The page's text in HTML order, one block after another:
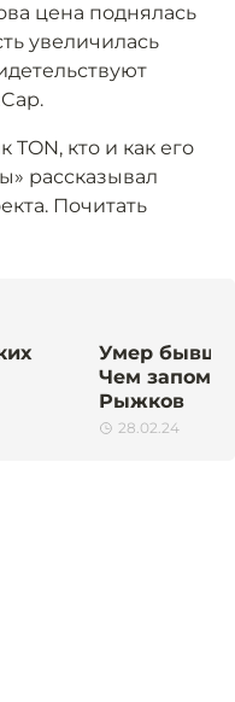
цена поднялась
увеличилась
кто и как его
рассказывал
Почитать
Умер
Чем
Рыжков
28.02.24